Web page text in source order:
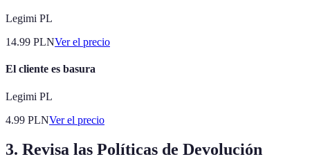
Legimi PL
14.99 PLNVer el precio
El cliente es basura
Legimi PL
4.99 PLNVer el precio
3. Revisa las Políticas de Devolución